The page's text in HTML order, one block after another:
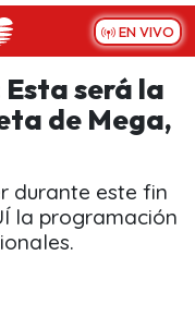
EN VIVO
será la
de Mega,
durante este fin
la programación